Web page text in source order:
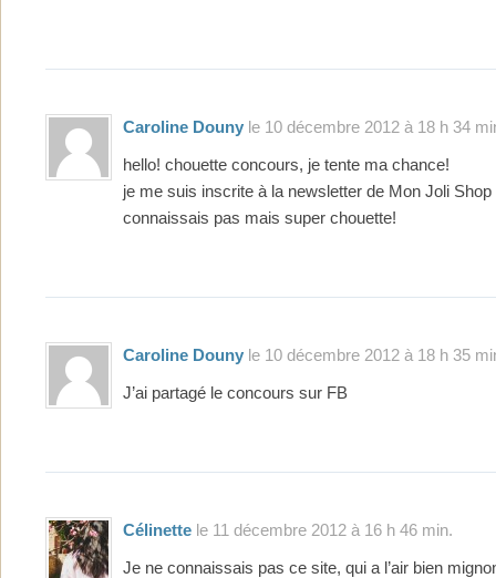
Caroline Douny le 10 décembre 2012 à 18 h 34
hello! chouette concours, je tente ma chance!
je me suis inscrite à la newsletter de Mon Joli Shop
connaissais pas mais super chouette!
Caroline Douny le 10 décembre 2012 à 18 h 35
J’ai partagé le concours sur FB
Célinette le 11 décembre 2012 à 16 h 46 min.
Je ne connaissais pas ce site, qui a l’air bien